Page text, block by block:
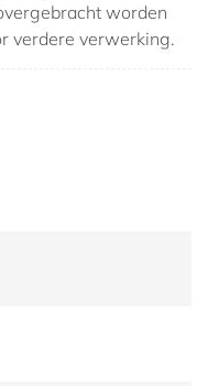
worden
verdere verwerking.